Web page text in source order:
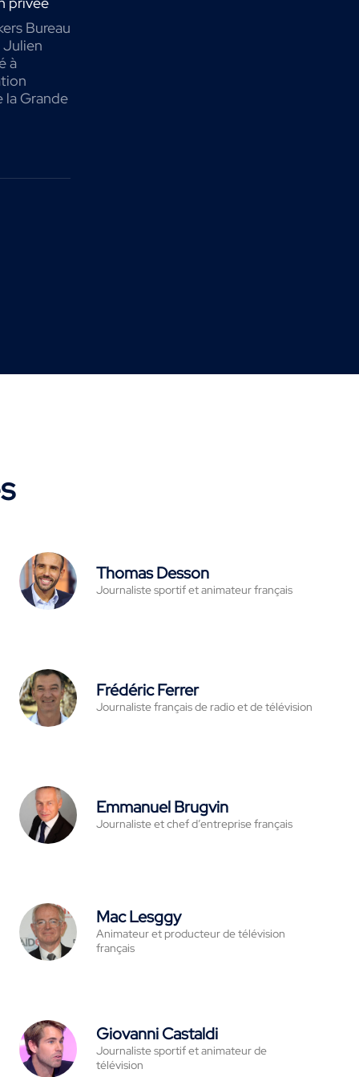
Bureau
Julien
à
la Grande
Thomas Desson
Journaliste sportif et animateur français
Frédéric Ferrer
Journaliste français de radio et de télévision
Emmanuel Brugvin
Journaliste et chef d’entreprise français
Mac Lesggy
Animateur et producteur de télévision
français
Giovanni Castaldi
Journaliste sportif et animateur de
télévision